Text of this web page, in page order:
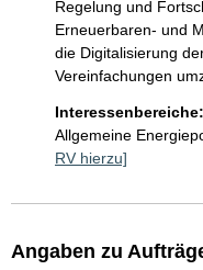
Regelung und
Erneuerbaren- und
die Digitalisierung
Vereinfachungen
Interessenbereiche:
Allgemeine
RV hierzu]
Angaben zu